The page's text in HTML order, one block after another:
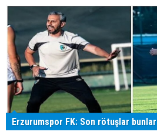
Erzurumspor FK: Son rötuşlar bunlar